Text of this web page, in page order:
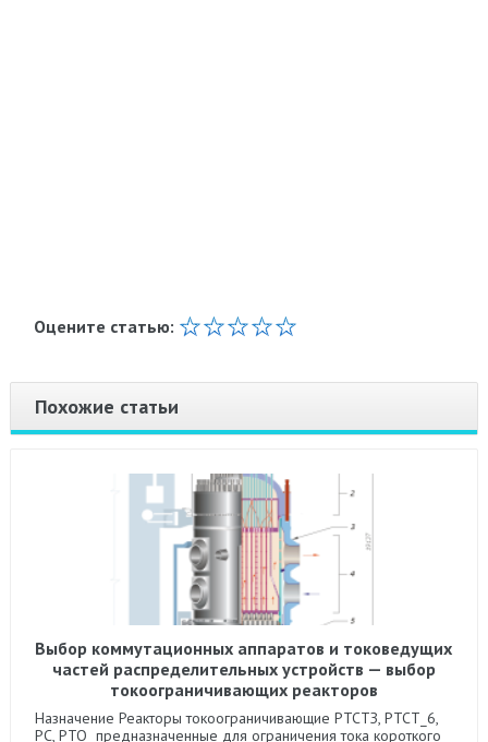
Оцените статью:
Похожие статьи
Выбор коммутационных аппаратов и токоведущих
частей распределительных устройств — выбор
токоограничивающих реакторов
Назначение Реакторы токоограничивающие РТСТЗ, РТСТ_6,
РС, РТО предназначенные для ограничения тока короткого